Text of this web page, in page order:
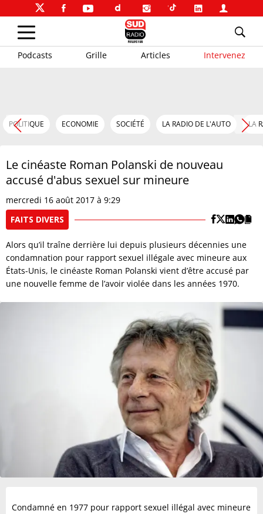
Podcasts Grille Articles Intervenez
POLITIQUE ECONOMIE SOCIÉTÉ LA RADIO DE L'AUTO LA
Le cinéaste Roman Polanski de nouveau
accusé d'abus sexuel sur mineure
mercredi 16 août 2017 à 9:29
FAITS DIVERS
Alors qu’il traîne derrière lui depuis plusieurs décennies une
condamnation pour rapport sexuel illégale avec mineure aux
États-Unis, le cinéaste Roman Polanski vient d’être accusé par
une nouvelle femme de l’avoir violée dans les années 1970.
Condamné en 1977 pour rapport sexuel illégal avec mineure